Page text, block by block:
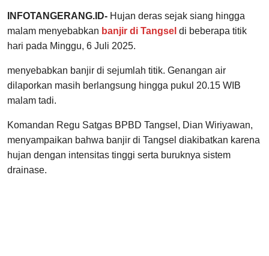
INFOTANGERANG.ID- Hujan deras sejak siang hingga
malam menyebabkan banjir di Tangsel di beberapa titik
hari pada Minggu, 6 Juli 2025.
menyebabkan banjir di sejumlah titik. Genangan air
dilaporkan masih berlangsung hingga pukul 20.15 WIB
malam tadi.
Komandan Regu Satgas BPBD Tangsel, Dian Wiriyawan,
menyampaikan bahwa banjir di Tangsel diakibatkan karena
hujan dengan intensitas tinggi serta buruknya sistem
drainase.